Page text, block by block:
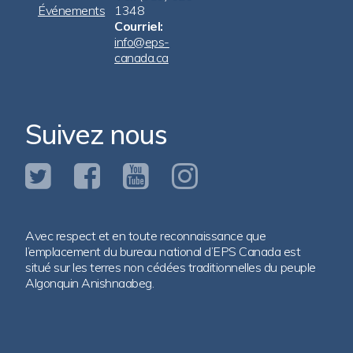
Événements
1348
Courriel:
info@eps-
canada.ca
Suivez nous
Avec respect et en toute reconnaissance que
l’emplacement du bureau national d’EPS Canada est
situé sur les terres non cédées traditionnelles du peuple
Algonquin Anishnaabeg.